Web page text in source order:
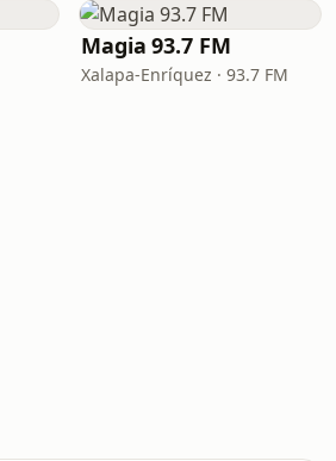
Magia 93.7 FM
Xalapa-Enríquez · 93.7 FM